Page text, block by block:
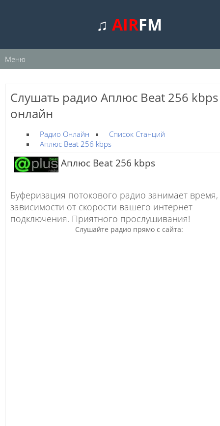
♫AIRFM
Меню
Слушать радио Аплюс Beat 256 kbps
онлайн
Радио Онлайн
Список Станций
Аплюс Beat 256 kbps
Аплюс Beat 256 kbps
Буферизация потокового радио занимает время,
зависимости от скорости вашего интернет
подключения. Приятного прослушивания!
Слушайте радио прямо с сайта: